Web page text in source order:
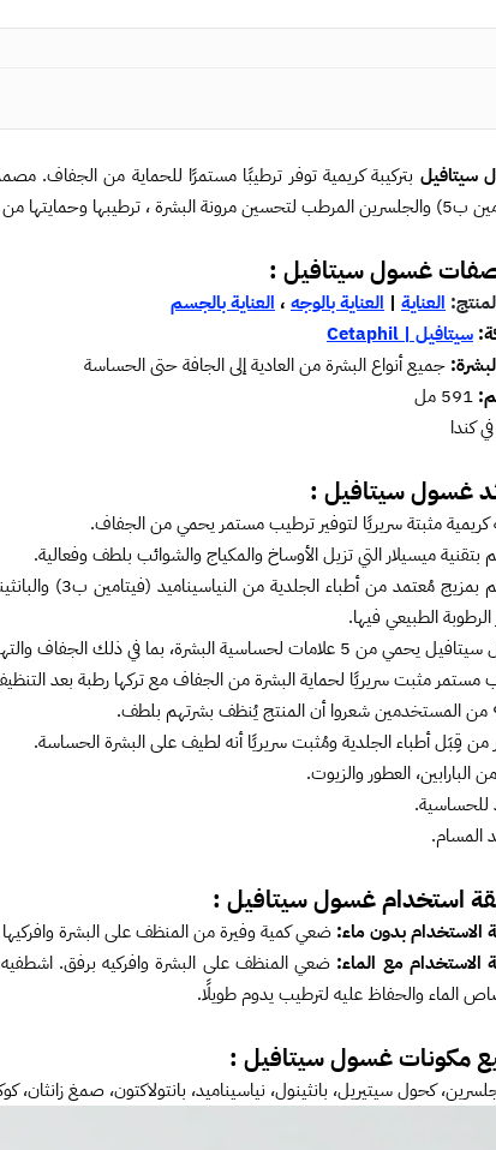
سيتافيل
، ترطيبها وحمايتها من علامات الحساسية ..
غسول سيتافيل :
العناية | العناية بالوجه ، العناية بالجسم
سيتافيل | Cetaphil
جميع أنواع البشرة من العادية إلى الجافة حتى الحساسة
كندا
غسول سيتافيل :
كريمية مثبتة سريريًا لتوفير ترطيب مستمر يحمي من الجفاف.
ميسيلار التي تزيل الأوساخ والمكياج والشوائب بلطف وفعالية.
الطبيعي فيها.
لحساسية البشرة، بما في ذلك الجفاف والتهيج والخشونة والشد وضعف حاجز البشرة.
مستمر مثبت سريريًا لحماية البشرة من الجفاف مع تركها رطبة بعد
من قِبَل أطباء الجلدية ومُثبت سريريًا أنه لطيف على البشرة الحساسة.
البارابين، العطور والزيوت.
للحساسية.
المسام.
استخدام غسول سيتافيل :
الاستخدام بدون ماء: ضعي كمية وفيرة من المنظف على البشرة
الاستخدام مع الماء: ضعي المنظف على البشرة وافركيه برفق.
الماء والحفاظ عليه لترطيب يدوم طويلًا.
مكونات غسول سيتافيل :
كحول سيتيريل، بانثينول، نياسيناميد، بانتولاكتون، صمغ